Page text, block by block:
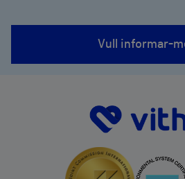
Vull informar-